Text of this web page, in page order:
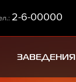
2-6-00000
ЗАВЕДЕНИЯ